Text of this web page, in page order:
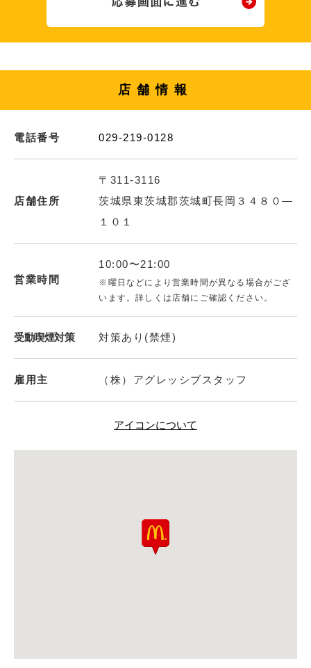
店舗情報
電話番号 029-219-0128
店舗住所
〒311-3116
茨城県東茨城郡茨城町長岡３４８０―
１０１
営業時間
10:00〜21:00
※曜日などにより営業時間が異なる場合がござ
います。詳しくは店舗にご確認ください。
受動喫煙対策 対策あり(禁煙)
雇用主 （株）アグレッシブスタッフ
アイコンについて